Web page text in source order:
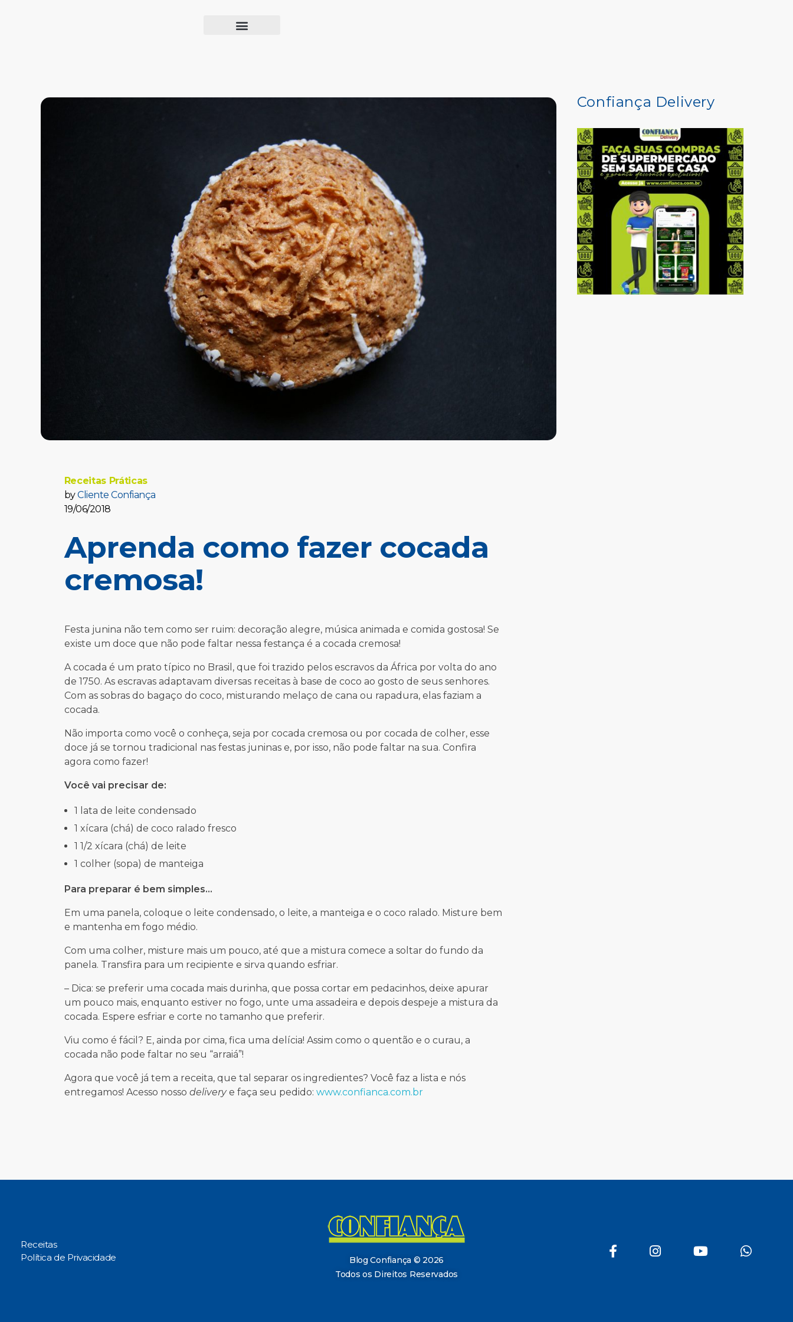
Aprenda como fazer cocada
cremosa!
19/06/2018
byCliente Confiança
Receitas Práticas
Festa junina não tem como ser ruim: decoração alegre, música animada e comida gostosa! Se
existe um doce que não pode faltar nessa festança é a cocada cremosa!
A cocada é um prato típico no Brasil, que foi trazido pelos escravos da África por volta do ano
de 1750. As escravas adaptavam diversas receitas à base de coco ao gosto de seus senhores.
Com as sobras do bagaço do coco, misturando melaço de cana ou rapadura, elas faziam a
cocada.
Não importa como você o conheça, seja por cocada cremosa ou por cocada de colher, esse
doce já se tornou tradicional nas festas juninas e, por isso, não pode faltar na sua. Confira
agora como fazer!
Você vai precisar de:
1 lata de leite condensado
1 xícara (chá) de coco ralado fresco
1 1/2 xícara (chá) de leite
1 colher (sopa) de manteiga
Para preparar é bem simples…
Em uma panela, coloque o leite condensado, o leite, a manteiga e o coco ralado. Misture bem
e mantenha em fogo médio.
Com uma colher, misture mais um pouco, até que a mistura comece a soltar do fundo da
panela. Transfira para um recipiente e sirva quando esfriar.
– Dica: se preferir uma cocada mais durinha, que possa cortar em pedacinhos, deixe apurar
um pouco mais, enquanto estiver no fogo, unte uma assadeira e depois despeje a mistura da
cocada. Espere esfriar e corte no tamanho que preferir.
Viu como é fácil? E, ainda por cima, fica uma delícia! Assim como o quentão e o curau, a
cocada não pode faltar no seu “arraiá”!
Agora que você já tem a receita, que tal separar os ingredientes? Você faz a lista e nós
entregamos! Acesso nosso deliverye faça seu pedido: www.confianca.com.br
Confiança Delivery
Receitas
Política de Privacidade
Blog Confiança © 2026
Todos os Direitos Reservados